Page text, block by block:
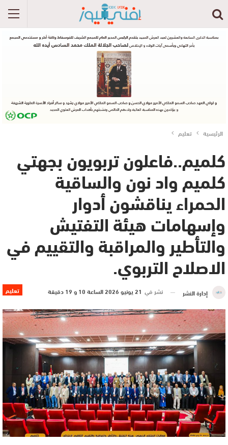
الرئيسية تعليم
كلميم..فاعلون تربويون بجهتي
كلميم واد نون والساقية
الحمراء يناقشون أدوار
وإسهامات هيئة التفتيش
والتأطير والمراقبة والتقييم في
الاصلاح التربوي.
تعليم إدارة النشر نشر في 21 يونيو 2026 الساعة 10 و 19 دقيقة